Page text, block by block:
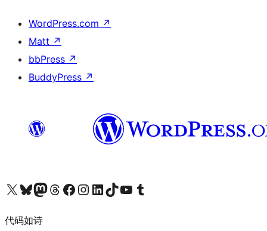
WordPress.com ↗
Matt ↗
bbPress ↗
BuddyPress ↗
关注我们的 X（原 Twitter）账号访问我们的 Bluesky 账号关注我们的 Mastodon 账号访问我们的 Threads 账号 访问我们的 Facebook 公共主页关注我们的 Instagram 账号 关注我们的 LinkedIn 主页访问我们的 TikTok 账号访问我们的 YouTube 频道 访问我们的 Tumblr 账号
代码如诗